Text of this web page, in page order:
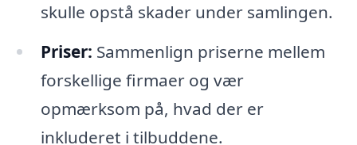
skulle opstå skader under samlingen.
Priser: Sammenlign priserne mellem
forskellige firmaer og vær
opmærksom på, hvad der er
inkluderet i tilbuddene.